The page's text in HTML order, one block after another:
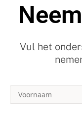
Vul het